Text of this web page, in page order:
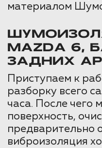
материалом
MAZDA 6,
ЗАДНИХ
Приступаем к
разборку всего
часа. После чего
поверхность,
предварительно
виброизоляция